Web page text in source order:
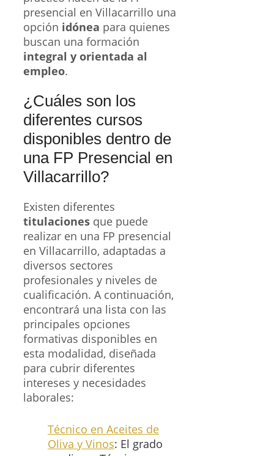
presencial en Villacarrillo una
opción idónea para quienes
buscan una formación
integral y orientada al
empleo.
¿Cuáles son los
diferentes cursos
disponibles dentro de
una FP Presencial en
Villacarrillo?
Existen diferentes
titulaciones que puede
realizar en una FP presencial
en Villacarrillo, adaptadas a
diversos sectores
profesionales y niveles de
cualificación. A continuación,
encontrará una lista con las
principales opciones
formativas disponibles en
esta modalidad, diseñada
para cubrir diferentes
intereses y necesidades
laborales:
Técnico en Aceites de
Oliva y Vinos: El grado